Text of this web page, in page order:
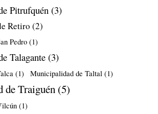
Pitrufquén (3)
Retiro (2)
Pedro (1)
Talagante (3)
(1) Municipalidad de Taltal (1)
Traiguén (5)
(1)